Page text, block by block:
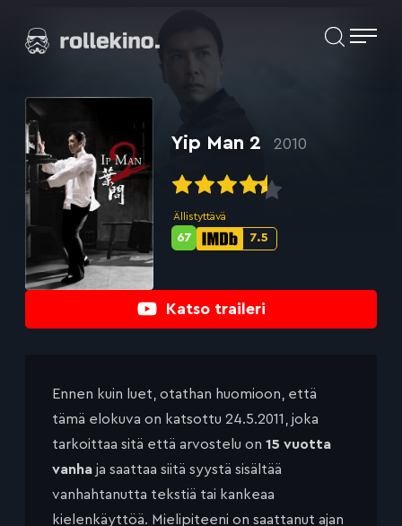
suoraan
Elokuvat ja elokuva-arviot | Rollekino.fi
jälkeen.
Katso traileri
Yip Man 2 2010
Ällistyttävä
IMDb-
7.5
Metascore-
67
Ennen kuin luet, otathan huomioon, että
tämä elokuva on katsottu 24.5.2011, joka
tarkoittaa sitä että arvostelu on 15 vuotta
vanha ja saattaa siitä syystä sisältää
vanhahtanutta tekstiä tai kankeaa
kielenkäyttöä. Mielipiteeni on saattanut ajan